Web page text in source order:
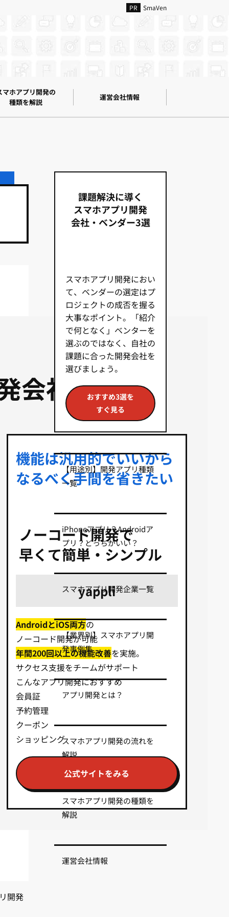
SmaVen
マホアプリ開発の
種類を解説
運営会社情報
会社3選
機能は汎用的でいいから
なるべく手間を省きたい
ノーコード開発で
早くて簡単・シンプル
yappli
AndroidとiOS両方の
ノーコード開発が可能
年間200回以上の機能改善を実施。
サクセス支援をチームがサポート
こんなアプリ開発におすすめ
会員証
予約管理
クーポン
ショッピング
公式サイトをみる
開発
課題解決に導く
スマホアプリ開発
会社・ベンダー3選
スマホアプリ開発におい
て、ベンダーの選定はプ
ロジェクトの成否を握る
大事なポイント。「紹介
で何となく」ベンターを
選ぶのではなく、自社の
課題に合った開発会社を
選びましょう。
おすすめ3選を
すぐ見る
【用途別】開発アプリ種類
一覧
iPhoneアプリ？Androidア
プリ？どっちがいい？
スマホアプリ開発企業一覧
【業界別】スマホアプリ開
発事例集
アプリ開発とは？
スマホアプリ開発の流れを
解説
スマホアプリ開発の種類を
解説
運営会社情報